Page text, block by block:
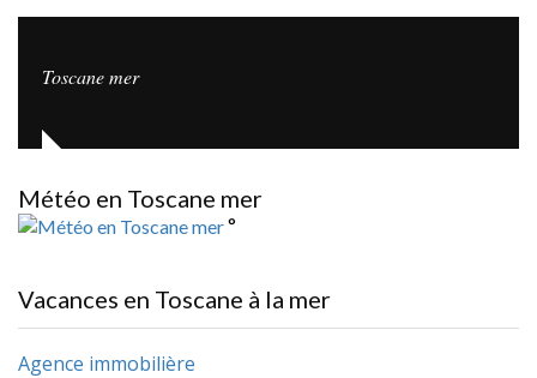
Toscane mer
Météo en Toscane mer
°
Vacances en Toscane à la mer
Agence immobilière